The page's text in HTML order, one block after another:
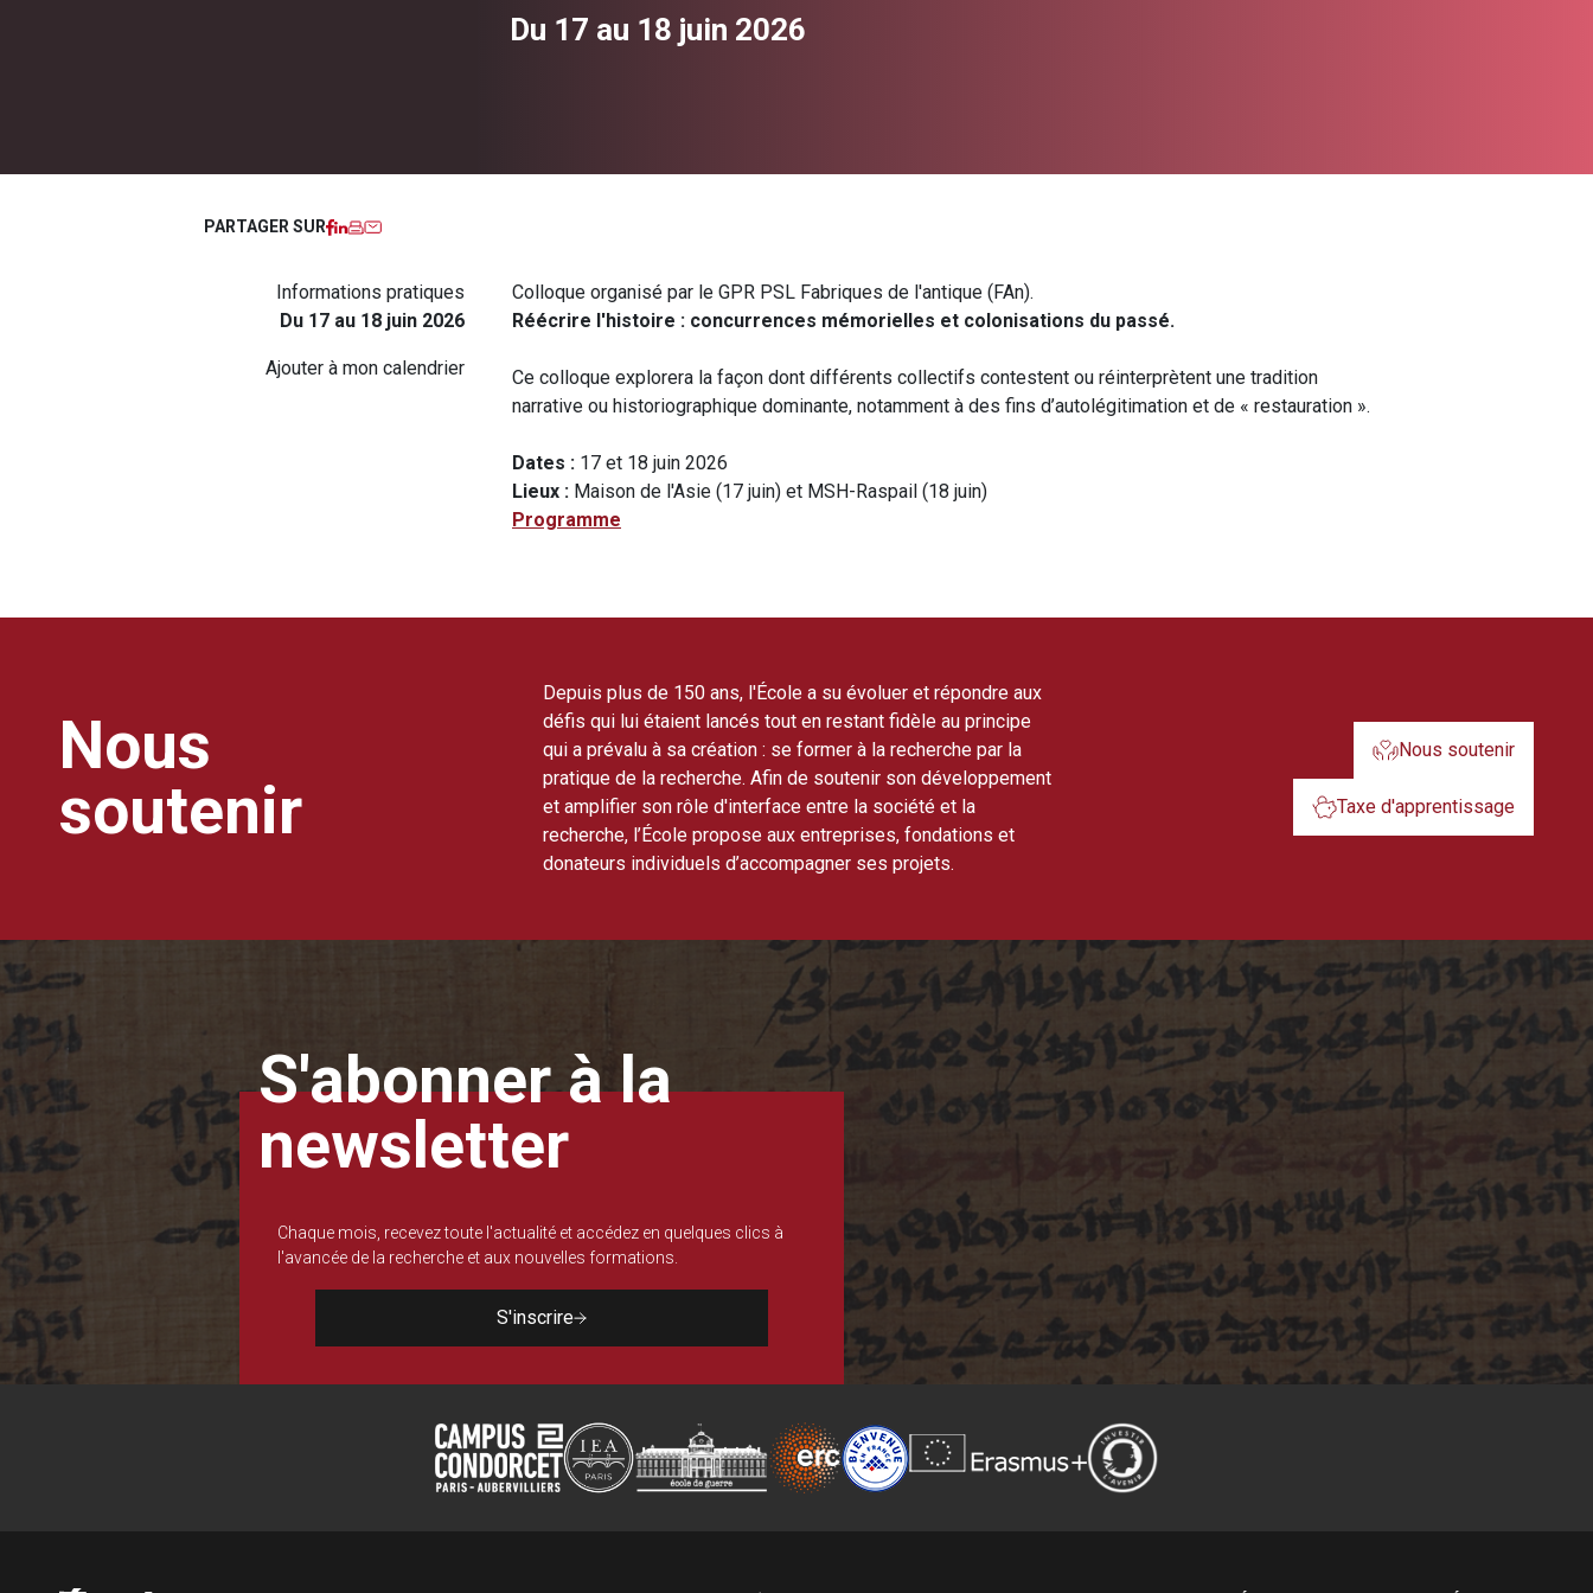
Du 17 au 18 juin 2026
PARTAGER SUR Facebook
LinkedIn
Imprimer
Informations pratiques
Du 17 au 18 juin 2026
Ajouter à mon calendrier
Colloque organisé par le GPR PSL Fabriques de l'antique (FAn).
Réécrire l'histoire : concurrences mémorielles et colonisations du passé.
Ce colloque explorera la façon dont différents collectifs contestent ou réinterprètent une tradition
narrative ou historiographique dominante, notamment à des fins d’autolégitimation et de « restauration ».
Dates : 17 et 18 juin 2026
Lieux : Maison de l'Asie (17 juin) et MSH-Raspail (18 juin)
Programme
Nous
soutenir
Depuis plus de 150 ans, l'École a su évoluer et répondre aux
défis qui lui étaient lancés tout en restant fidèle au principe
qui a prévalu à sa création : se former à la recherche par la
pratique de la recherche. Afin de soutenir son développement
et amplifier son rôle d'interface entre la société et la
recherche, l’École propose aux entreprises, fondations et
donateurs individuels d’accompagner ses projets.
Nous soutenir
Taxe d'apprentissage
S'abonner à la
newsletter
Chaque mois, recevez toute l'actualité et accédez en quelques clics à
l'avancée de la recherche et aux nouvelles formations.
S'inscrire